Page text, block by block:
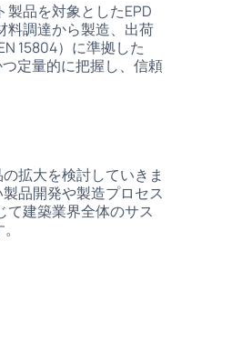
品を対象としたEPD
料調達から製造、出荷
15804）に準拠した
定量的に把握し、信頼
拡大を検討していきま
品開発や製造プロセス
建築業界全体のサス